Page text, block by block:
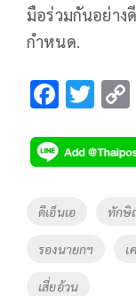
มือร่วมกันอย่าง
กำหนด.
F
e
b
o
k
T
tt
er
Tags
ดีเอ็นเอ ทักษิ
รองนายกฯ เ
เสี่ยอ้วน